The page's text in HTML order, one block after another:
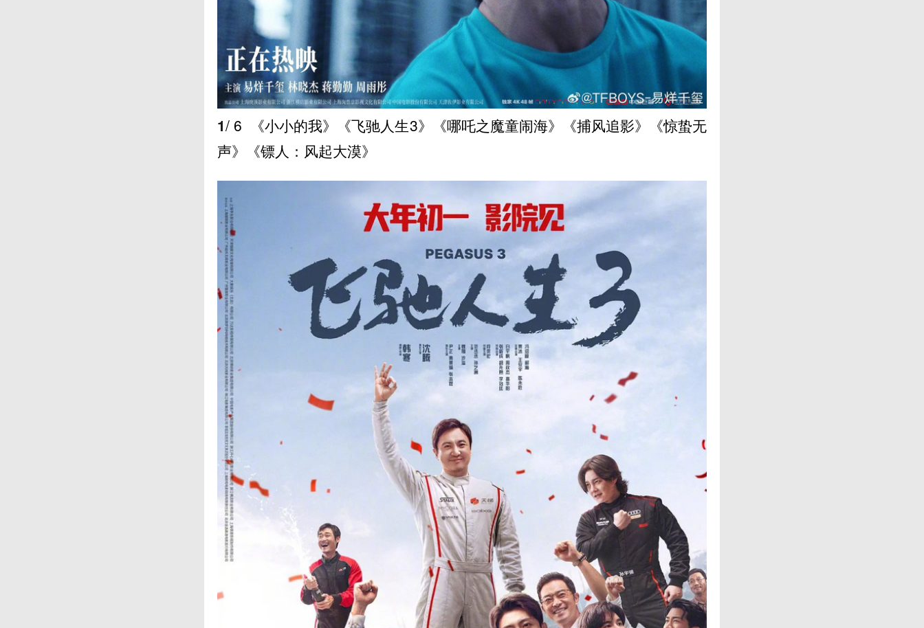
1/ 6
《小小的我》《飞驰人生3》《哪吒之魔童闹海》《捕风追影》《惊蛰无
声》《镖人：风起大漠》 ​